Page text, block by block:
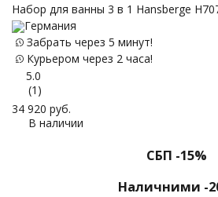
Набор для ванны 3 в 1 Hansberge
Германия
Забрать через 5 минут!
Курьером через 2 часа!
5.0
(1)
34 920 руб.
В наличии
СБП -15%
Наличними -